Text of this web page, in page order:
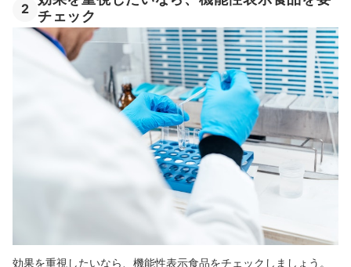
2 チェック
効果を重視したいなら、機能性表示食品をチェックしましょう。